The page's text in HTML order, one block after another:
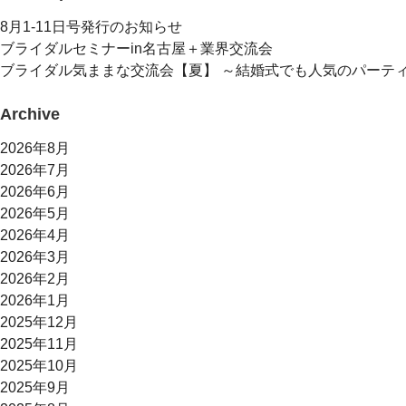
8月1-11日号発行のお知らせ
ブライダルセミナーin名古屋＋業界交流会
ブライダル気ままな交流会【夏】 ～結婚式でも人気のパーテ
Archive
2026年8月
2026年7月
2026年6月
2026年5月
2026年4月
2026年3月
2026年2月
2026年1月
2025年12月
2025年11月
2025年10月
2025年9月